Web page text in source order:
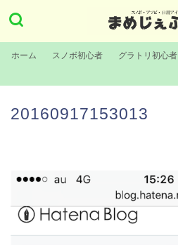
ホーム スノボ初心者 グラトリ初心者
20160917153013